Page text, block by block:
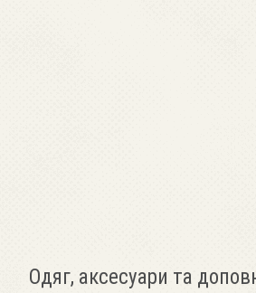
Одяг, аксесуари та